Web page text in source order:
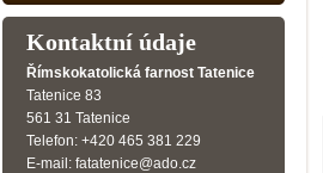
Kontaktní údaje
Římskokatolická farnost Tatenice
Tatenice 83
561 31 Tatenice
Telefon: +420 465 381 229
E-mail: fatatenice@ado.cz